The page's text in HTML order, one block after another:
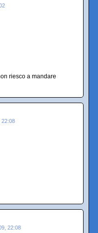
riesco a mandare
22:08
22:08